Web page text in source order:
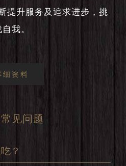
提升服务及追求进步，挑
我。
细资料
见问题
？